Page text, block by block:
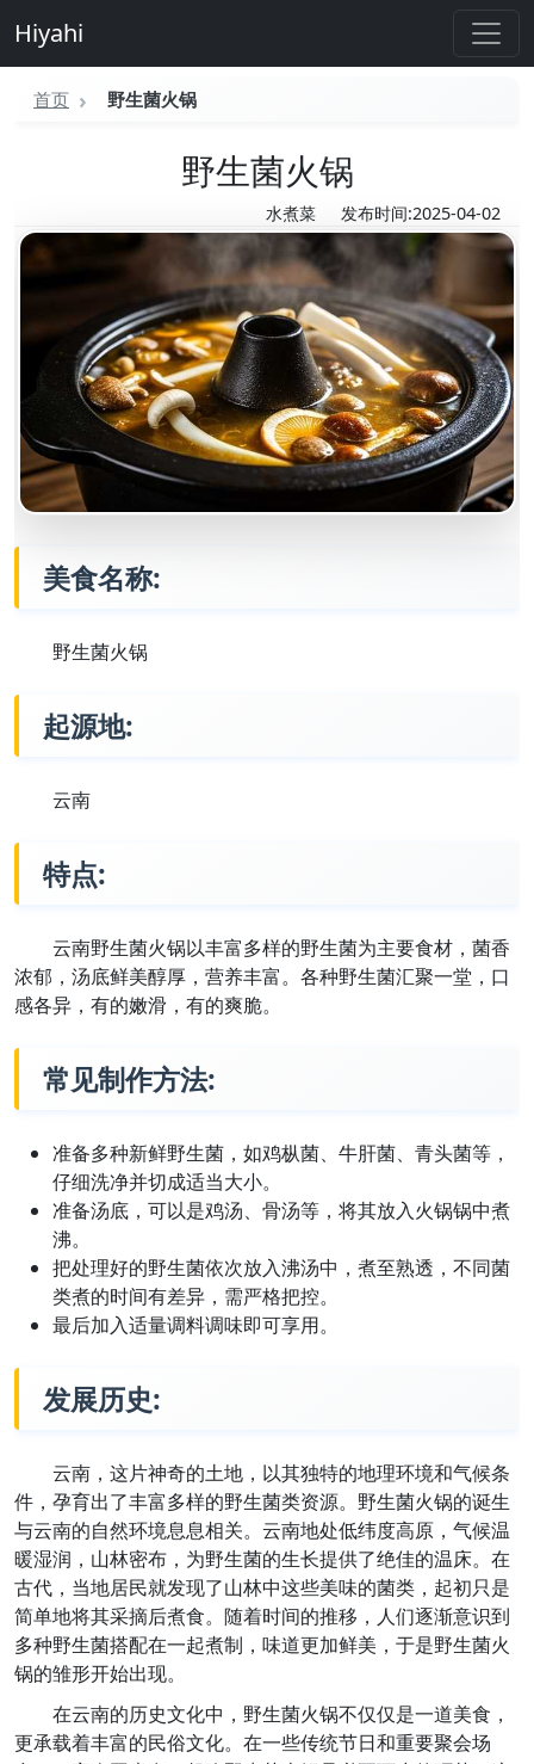
Hiyahi
首页 野生菌火锅
野生菌火锅
水煮菜 发布时间:2025-04-02
美食名称:
野生菌火锅
起源地:
云南
特点:
云南野生菌火锅以丰富多样的野生菌为主要食材，菌香
浓郁，汤底鲜美醇厚，营养丰富。各种野生菌汇聚一堂，口
感各异，有的嫩滑，有的爽脆。
常见制作方法:
准备多种新鲜野生菌，如鸡枞菌、牛肝菌、青头菌等，
仔细洗净并切成适当大小。
准备汤底，可以是鸡汤、骨汤等，将其放入火锅锅中煮
沸。
把处理好的野生菌依次放入沸汤中，煮至熟透，不同菌
类煮的时间有差异，需严格把控。
最后加入适量调料调味即可享用。
发展历史:
云南，这片神奇的土地，以其独特的地理环境和气候条
件，孕育出了丰富多样的野生菌类资源。野生菌火锅的诞生
与云南的自然环境息息相关。云南地处低纬度高原，气候温
暖湿润，山林密布，为野生菌的生长提供了绝佳的温床。在
古代，当地居民就发现了山林中这些美味的菌类，起初只是
简单地将其采摘后煮食。随着时间的推移，人们逐渐意识到
多种野生菌搭配在一起煮制，味道更加鲜美，于是野生菌火
锅的雏形开始出现。
在云南的历史文化中，野生菌火锅不仅仅是一道美食，
更承载着丰富的民俗文化。在一些传统节日和重要聚会场